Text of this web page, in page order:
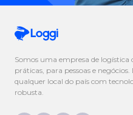
Somos uma empresa de logística
práticas, para pessoas e
qualquer local do país com
robusta.